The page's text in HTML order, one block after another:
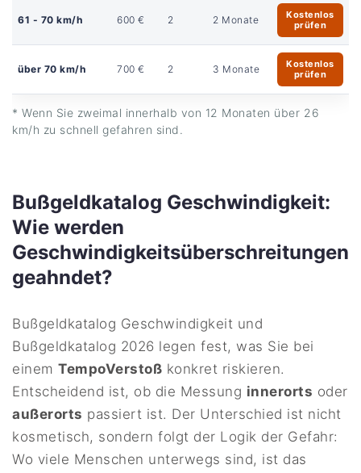
61 - 70 km/h 600 € 2 2 Monate
Kostenlos
prüfen
über 70 km/h 700 € 2 3 Monate
Kostenlos
prüfen
* Wenn Sie zweimal innerhalb von 12 Monaten über 26
km/h zu schnell gefahren sind.
Bußgeldkatalog Geschwindigkeit:
Wie werden
Geschwindigkeitsüberschreitungen
geahndet?
Bußgeldkatalog Geschwindigkeit und
Bußgeldkatalog 2026 legen fest, was Sie bei
einemTempoVerstoß konkret riskieren.
Entscheidend ist, ob die Messung innerorts oder
außerorts passiert ist. Der Unterschied ist nicht
kosmetisch, sondern folgt der Logik der Gefahr:
Wo viele Menschen unterwegs sind, ist das